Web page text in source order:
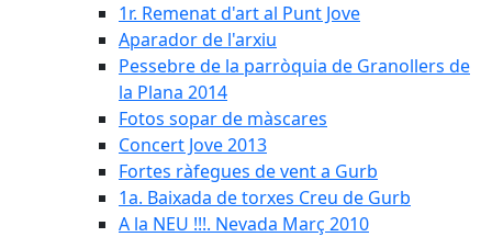
1r. Remenat d'art al Punt Jove
Aparador de l'arxiu
Pessebre de la parròquia de Granollers de
la Plana 2014
Fotos sopar de màscares
Concert Jove 2013
Fortes ràfegues de vent a Gurb
1a. Baixada de torxes Creu de Gurb
A la NEU !!!. Nevada Març 2010